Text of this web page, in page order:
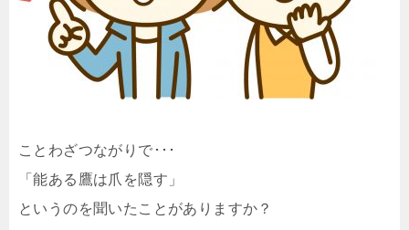
ことわざつながりで･･･
「能ある鷹は爪を隠す」
というのを聞いたことがありますか？